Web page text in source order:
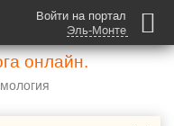
Войти на портал
Эль-Монте
онлайн.